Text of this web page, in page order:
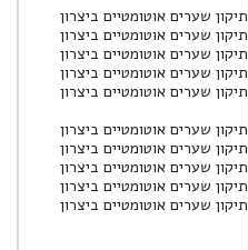
תיקון שערים אוטומטיים ביצרון
תיקון שערים אוטומטיים ביצרון
תיקון שערים אוטומטיים ביצרון
תיקון שערים אוטומטיים ביצרון
תיקון שערים אוטומטיים ביצרון
תיקון שערים אוטומטיים ביצרון
תיקון שערים אוטומטיים ביצרון
תיקון שערים אוטומטיים ביצרון
תיקון שערים אוטומטיים ביצרון
תיקון שערים אוטומטיים ביצרון